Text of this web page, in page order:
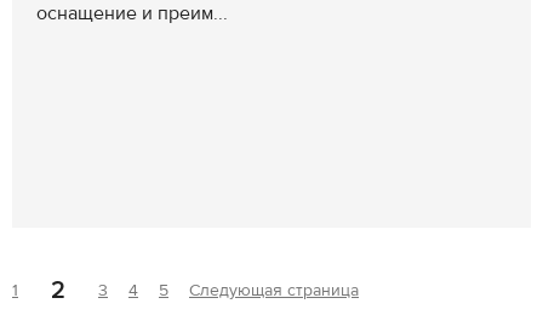
оснащение и преим...
1 2 3 4 5 Следующая страница